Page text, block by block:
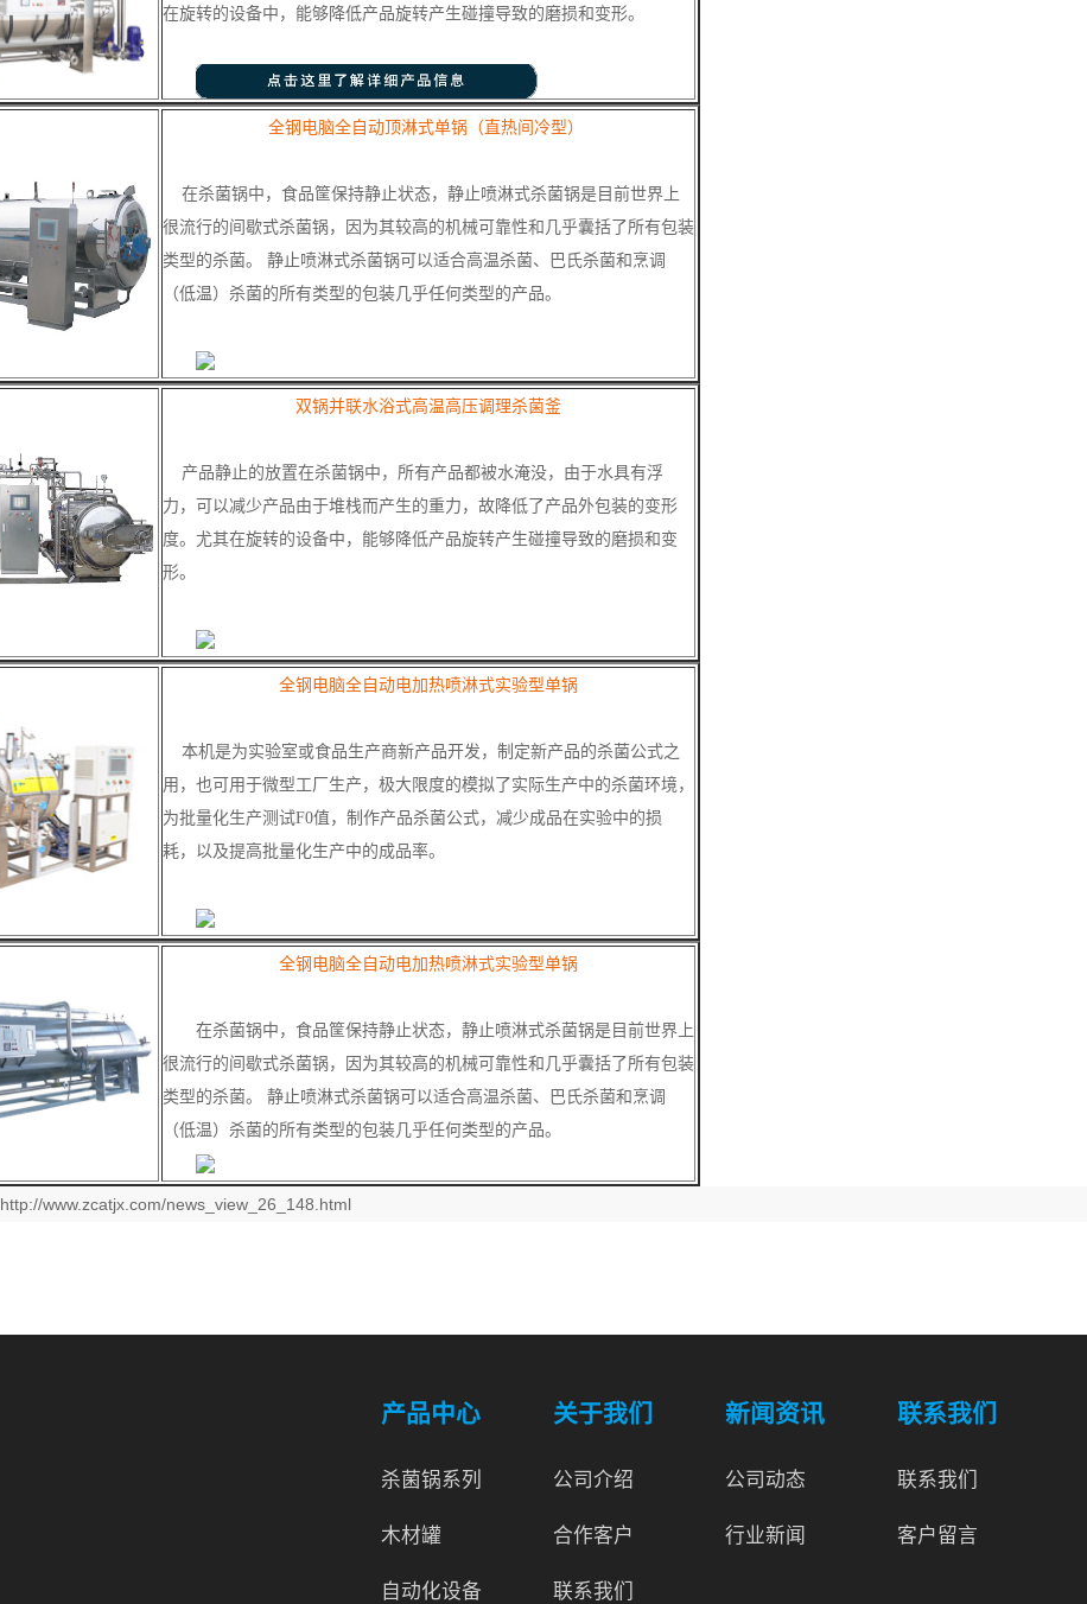
在旋转的设备中，能够降低产品旋转产生碰撞导致的磨损和变形。
全钢电脑全自动顶淋式单锅（直热间冷型）
在杀菌锅中，食品筐保持静止状态，静止喷淋式杀菌锅是目前世界上
很流行的间歇式杀菌锅，因为其较高的机械可靠性和几乎囊括了所有包装
类型的杀菌。 静止喷淋式杀菌锅可以适合高温杀菌、巴氏杀菌和烹调
（低温）杀菌的所有类型的包装几乎任何类型的产品。
双锅并联水浴式高温高压调理杀菌釜
产品静止的放置在杀菌锅中，所有产品都被水淹没，由于水具有浮
力，可以减少产品由于堆栈而产生的重力，故降低了产品外包装的变形
度。尤其在旋转的设备中，能够降低产品旋转产生碰撞导致的磨损和变
形。
全钢电脑全自动电加热喷淋式实验型单锅
本机是为实验室或食品生产商新产品开发，制定新产品的杀菌公式之
用，也可用于微型工厂生产，极大限度的模拟了实际生产中的杀菌环境，
为批量化生产测试F0值，制作产品杀菌公式，减少成品在实验中的损
耗，以及提高批量化生产中的成品率。
全钢电脑全自动电加热喷淋式实验型单锅
在杀菌锅中，食品筐保持静止状态，静止喷淋式杀菌锅是目前世界上
很流行的间歇式杀菌锅，因为其较高的机械可靠性和几乎囊括了所有包装
类型的杀菌。 静止喷淋式杀菌锅可以适合高温杀菌、巴氏杀菌和烹调
（低温）杀菌的所有类型的包装几乎任何类型的产品。
http://www.zcatjx.com/news_view_26_148.html
产品中心
杀菌锅系列
木材罐
自动化设备
关于我们
公司介绍
合作客户
联系我们
新闻资讯
公司动态
行业新闻
联系我们
联系我们
客户留言